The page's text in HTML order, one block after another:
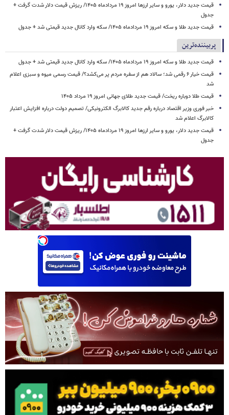
قیمت جدید دلار، یورو و سایر ارزها امروز ۱۹ مردادماه ۱۴۰۵/ ریزش قیمت دلار شدت گرفت +
جدول
قیمت جدید طلا و سکه امروز ۱۹ مردادماه ۱۴۰۵/ سکه وارد کانال جدید قیمتی شد + جدول
پربیننده‌ترین
قیمت جدید طلا و سکه امروز ۱۹ مردادماه ۱۴۰۵/ سکه وارد کانال جدید قیمتی شد + جدول
قیمت خیار ۶ رقمی شد؛ سالاد هم از سفره مردم پر می‌کشد؟/ قیمت رسمی میوه و سبزی اعلام
شد
قیمت طلا دوباره ریخت/ قیمت جدید طلای جهانی امروز ۱۹ مرداد ۱۴۰۵
خبر فوری وزیر اقتصاد درباره رقم جدید کالابرگ الکترونیکی/ تصمیم دولت درباره افزایش اعتبار
کالابرگ اعلام شد
قیمت جدید دلار، یورو و سایر ارزها امروز ۱۹ مردادماه ۱۴۰۵/ ریزش قیمت دلار شدت گرفت +
جدول